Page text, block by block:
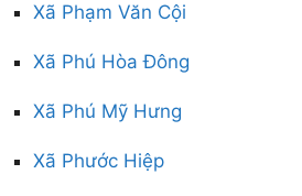
Xã Phạm Văn Cội
Xã Phú Hòa Đông
Xã Phú Mỹ Hưng
Xã Phước Hiệp